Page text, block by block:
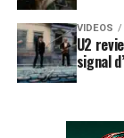
VIDEOS
U2
signal